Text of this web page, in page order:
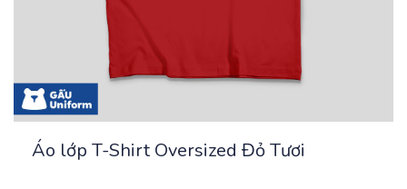
Áo lớp T-Shirt Oversized Đỏ Tươi